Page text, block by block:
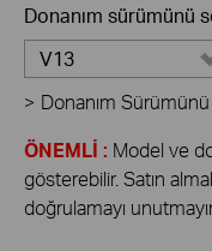
Donanım sürümünü
V13
> Donanım
ÖNEMLİ : Model ve
gösterebilir. Satın
doğrulamayı